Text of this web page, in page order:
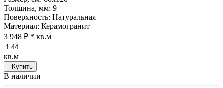
Толщина, мм: 9
Поверхность: Натуральная
Материал: Керамогранит
3 948 ₽ * кв.м
кв.м
Купить
В наличии